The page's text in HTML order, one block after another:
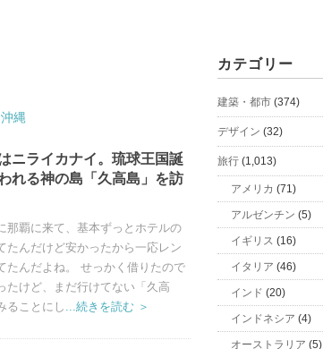
沖縄
ニライカナイ。琉球王国誕
れる神の島「久高島」を訪
那覇に来て、基本ずっとホテルの
たんだけど安かったから一応レン
たんだよね。 せっかく借りたので
たけど、まだ行けてない「久高
ることにし ...続きを読む ＞
カテゴリー
建築・都市 (374)
デザイン (32)
旅行 (1,013)
アメリカ (71)
アルゼンチン (5)
イギリス (16)
イタリア (46)
インド (20)
インドネシア (4)
オーストラリア (5)